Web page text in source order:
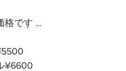
格です …
¥6600